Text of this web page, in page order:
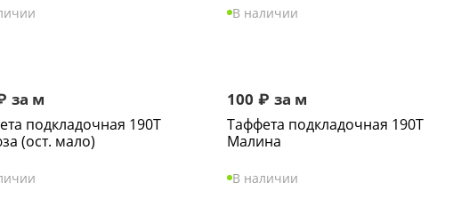
В наличии
за м
подкладочная 190Т
(ост. мало)
100 ₽ за м
Таффета подкладочная 190Т
Малина
В наличии